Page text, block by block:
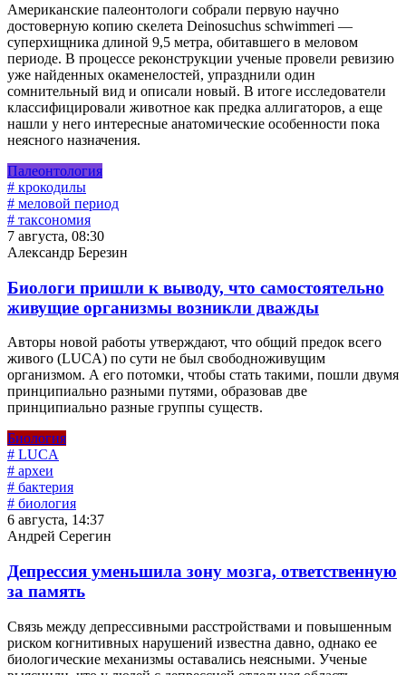
Американские палеонтологи собрали первую научно
достоверную копию скелета Deinosuchus schwimmeri —
суперхищника длиной 9,5 метра, обитавшего в меловом
периоде. В процессе реконструкции ученые провели ревизию
уже найденных окаменелостей, упразднили один
сомнительный вид и описали новый. В итоге исследователи
классифицировали животное как предка аллигаторов, а еще
нашли у него интересные анатомические особенности пока
неясного назначения.
Палеонтология
# крокодилы
# меловой период
# таксономия
7 августа, 08:30
Александр Березин
Биологи пришли к выводу, что самостоятельно
живущие организмы возникли дважды
Авторы новой работы утверждают, что общий предок всего
живого (LUCA) по сути не был свободноживущим
организмом. А его потомки, чтобы стать такими, пошли двумя
принципиально разными путями, образовав две
принципиально разные группы существ.
Биология
# LUCA
# археи
# бактерия
# биология
6 августа, 14:37
Андрей Серегин
Депрессия уменьшила зону мозга, ответственную
за память
Связь между депрессивными расстройствами и повышенным
риском когнитивных нарушений известна давно, однако ее
биологические механизмы оставались неясными. Ученые